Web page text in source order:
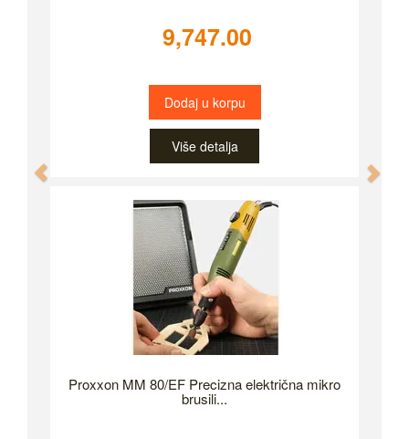
9,747.00
Dodaj u korpu
Više detalja
Proxxon MM 80/EF Precizna električna mikro
brusili...